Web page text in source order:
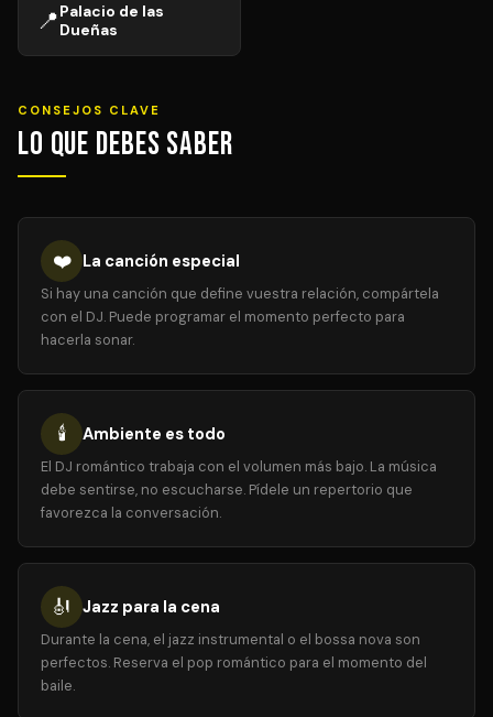
📍Palacio de las
Dueñas
CONSEJOS CLAVE
Lo que debes saber
❤️ La canción especial
Si hay una canción que define vuestra relación, compártela
con el DJ. Puede programar el momento perfecto para
hacerla sonar.
🕯️ Ambiente es todo
El DJ romántico trabaja con el volumen más bajo. La música
debe sentirse, no escucharse. Pídele un repertorio que
favorezca la conversación.
🎻 Jazz para la cena
Durante la cena, el jazz instrumental o el bossa nova son
perfectos. Reserva el pop romántico para el momento del
baile.